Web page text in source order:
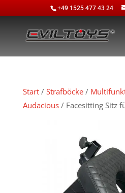
+49 1525 477 43 24
Start/ Strafböcke/
Audacious/ Facesitting Sitz